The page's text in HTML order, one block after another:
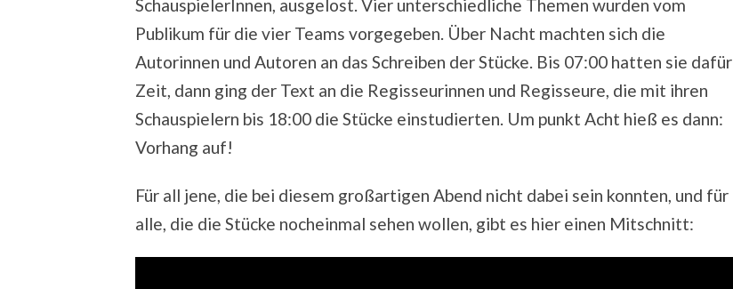
SchauspielerInnen, ausgelost. Vier unterschiedliche Themen wurden vom
Publikum für die vier Teams vorgegeben. Über Nacht machten sich die
Autorinnen und Autoren an das Schreiben der Stücke. Bis 07:00 hatten sie dafür
Zeit, dann ging der Text an die Regisseurinnen und Regisseure, die mit ihren
Schauspielern bis 18:00 die Stücke einstudierten. Um punkt Acht hieß es dann:
Vorhang auf!
Für all jene, die bei diesem großartigen Abend nicht dabei sein konnten, und für
alle, die die Stücke nocheinmal sehen wollen, gibt es hier einen Mitschnitt: